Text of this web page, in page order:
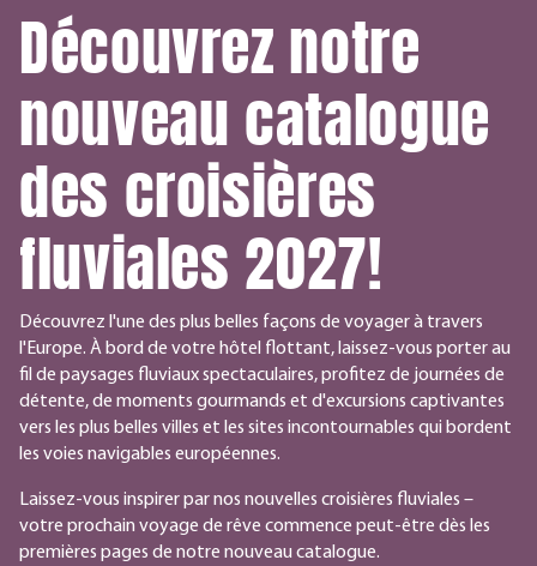
Découvrez notre
nouveau catalogue
des croisières
fluviales 2027!
Découvrez l'une des plus belles façons de voyager à travers
l'Europe. À bord de votre hôtel flottant, laissez-vous porter au
fil de paysages fluviaux spectaculaires, profitez de journées de
détente, de moments gourmands et d'excursions captivantes
vers les plus belles villes et les sites incontournables qui bordent
les voies navigables européennes.
Laissez-vous inspirer par nos nouvelles croisières fluviales –
votre prochain voyage de rêve commence peut-être dès les
premières pages de notre nouveau catalogue.